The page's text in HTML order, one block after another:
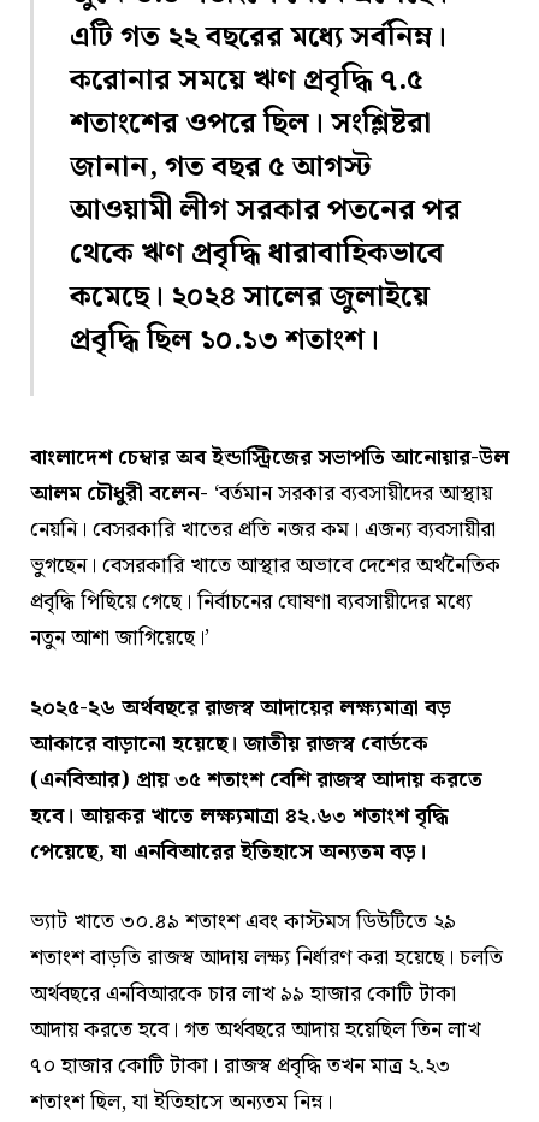
এটি গত ২২ বছরের মধ্যে সর্বনিম্ন।
করোনার সময়ে ঋণ প্রবৃদ্ধি ৭.৫
শতাংশের ওপরে ছিল। সংশ্লিষ্টরা
জানান, গত বছর ৫ আগস্ট
আওয়ামী লীগ সরকার পতনের পর
থেকে ঋণ প্রবৃদ্ধি ধারাবাহিকভাবে
কমেছে। ২০২৪ সালের জুলাইয়ে
প্রবৃদ্ধি ছিল ১০.১৩ শতাংশ।
বাংলাদেশ চেম্বার অব ইন্ডাস্ট্রিজের সভাপতি আনোয়ার-উল
আলম চৌধুরী বলেন- ‘বর্তমান সরকার ব্যবসায়ীদের আস্থায়
নেয়নি। বেসরকারি খাতের প্রতি নজর কম। এজন্য ব্যবসায়ীরা
ভুগছেন। বেসরকারি খাতে আস্থার অভাবে দেশের অর্থনৈতিক
প্রবৃদ্ধি পিছিয়ে গেছে। নির্বাচনের ঘোষণা ব্যবসায়ীদের মধ্যে
নতুন আশা জাগিয়েছে।’
২০২৫-২৬ অর্থবছরে রাজস্ব আদায়ের লক্ষ্যমাত্রা বড়
আকারে বাড়ানো হয়েছে। জাতীয় রাজস্ব বোর্ডকে
(এনবিআর) প্রায় ৩৫ শতাংশ বেশি রাজস্ব আদায় করতে
হবে। আয়কর খাতে লক্ষ্যমাত্রা ৪২.৬৩ শতাংশ বৃদ্ধি
পেয়েছে, যা এনবিআরের ইতিহাসে অন্যতম বড়।
ভ্যাট খাতে ৩০.৪৯ শতাংশ এবং কাস্টমস ডিউটিতে ২৯
শতাংশ বাড়তি রাজস্ব আদায় লক্ষ্য নির্ধারণ করা হয়েছে। চলতি
অর্থবছরে এনবিআরকে চার লাখ ৯৯ হাজার কোটি টাকা
আদায় করতে হবে। গত অর্থবছরে আদায় হয়েছিল তিন লাখ
৭০ হাজার কোটি টাকা। রাজস্ব প্রবৃদ্ধি তখন মাত্র ২.২৩
শতাংশ ছিল, যা ইতিহাসে অন্যতম নিম্ন।